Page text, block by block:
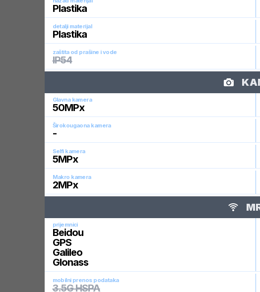
Plastika
detalji materijal
Plastika
zaštita od prašine i vode
IP54
Glavna kamera
50MPx
Širokougaona kamera
-
Selfi kamera
5MPx
Makro kamera
2MPx
prijemnici
Beidou
GPS
Galileo
Glonass
mobilni prenos podataka
3.5G HSPA